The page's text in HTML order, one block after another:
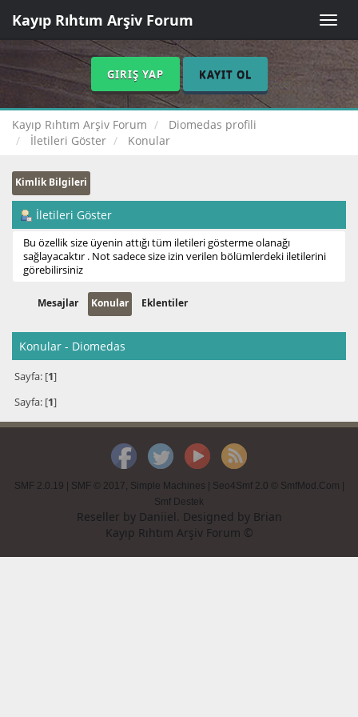
Toggle
Kayıp Rıhtım Arşiv Forum
GIRIŞ YAP KAYIT OL
Kayıp Rıhtım Arşiv Forum
Diomedas profili
İletileri Göster
Konular
Kimlik Bilgileri
İletileri Göster
Bu özellik size üyenin attığı tüm iletileri gösterme olanağı
sağlayacaktır . Not sadece size izin verilen bölümlerdeki iletilerini
görebilirsiniz
Mesajlar Konular Eklentiler
Konular - Diomedas
Sayfa: [1]
Sayfa: [1]
SMF 2.0.19 | SMF © 2017 Simple Machines | Seo4Smf 2.0 © SmfMod.Com |
Smf Destek
Reseller by Daniiel. Designed by Brian
Kayıp Rıhtım Arşiv Forum ©